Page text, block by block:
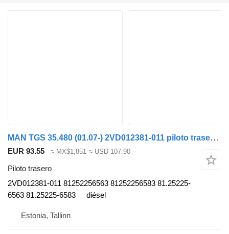
MAN TGS 35.480 (01.07-) 2VD012381-011 piloto trasero para MAN TGL, TGM, TGS, TGX (2005-2021) cabeza tractora
EUR 93.55 ≈ MX$1,851 ≈ USD 107.90
Piloto trasero
2VD012381-011 81252256563 81252256583 81.25225-
6563 81.25225-6583
diésel
Estonia, Tallinn